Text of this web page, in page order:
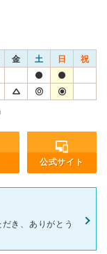
金 土 日 祝
公式サイト
き、ありがとう